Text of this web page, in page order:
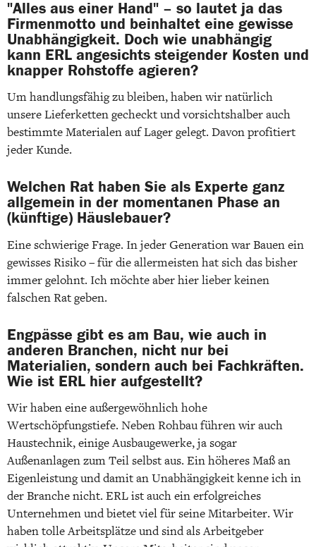
"Alles aus einer Hand" – so lautet ja das
Firmenmotto und beinhaltet eine gewisse
Unabhängigkeit. Doch wie unabhängig
kann ERL angesichts steigender Kosten und
knapper Rohstoffe agieren?
Um handlungsfähig zu bleiben, haben wir natürlich
unsere Lieferketten gecheckt und vorsichtshalber auch
bestimmte Materialen auf Lager gelegt. Davon profitiert
jeder Kunde.
Welchen Rat haben Sie als Experte ganz
allgemein in der momentanen Phase an
(künftige) Häuslebauer?
Eine schwierige Frage. In jeder Generation war Bauen ein
gewisses Risiko – für die allermeisten hat sich das bisher
immer gelohnt. Ich möchte aber hier lieber keinen
falschen Rat geben.
Engpässe gibt es am Bau, wie auch in
anderen Branchen, nicht nur bei
Materialien, sondern auch bei Fachkräften.
Wie ist ERL hier aufgestellt?
Wir haben eine außergewöhnlich hohe
Wertschöpfungstiefe. Neben Rohbau führen wir auch
Haustechnik, einige Ausbaugewerke, ja sogar
Außenanlagen zum Teil selbst aus. Ein höheres Maß an
Eigenleistung und damit an Unabhängigkeit kenne ich in
der Branche nicht. ERL ist auch ein erfolgreiches
Unternehmen und bietet viel für seine Mitarbeiter. Wir
haben tolle Arbeitsplätze und sind als Arbeitgeber